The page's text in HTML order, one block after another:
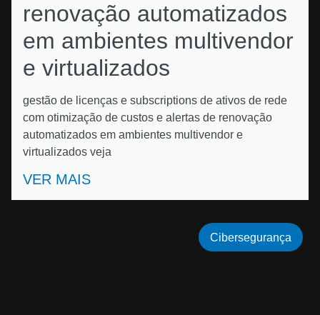
renovação automatizados
em ambientes multivendor
e virtualizados
gestão de licenças e subscriptions de ativos de rede
com otimização de custos e alertas de renovação
automatizados em ambientes multivendor e
virtualizados veja
VER MAIS
Cibersegurança